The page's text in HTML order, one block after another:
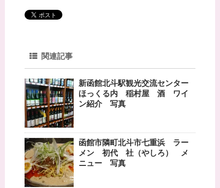
関連記事
新函館北斗駅観光交流センター
ほっくる内 稲村屋 酒 ワイ
ン紹介 写真
函館市隣町北斗市七重浜 ラー
メン 初代 社（やしろ） メ
ニュー 写真